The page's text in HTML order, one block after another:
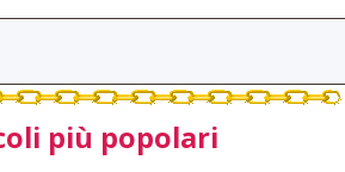
più popolari